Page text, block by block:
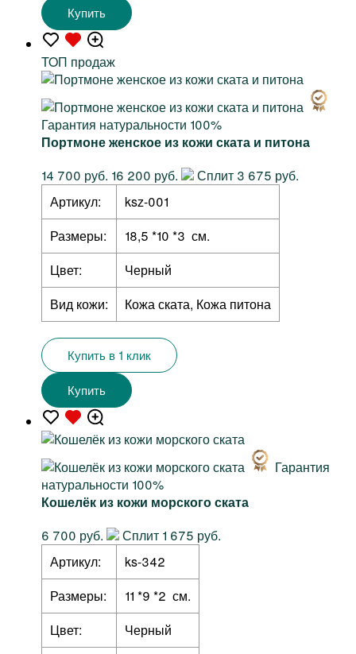
Купить
TOП продаж
Гарантия натуральности 100%
Портмоне женское из кожи ската и питона
14 700 руб. 16 200 руб.
Сплит 3 675 руб.
Артикул:
ksz-001
Размеры:
18,5 *10 *3 см.
Цвет:
Черный
Вид кожи:
Кожа ската, Кожа питона
Купить в 1 клик
Купить
Гарантия
натуральности 100%
Кошелёк из кожи морского ската
6 700 руб.
Сплит 1 675 руб.
Артикул:
ks-342
Размеры:
11 *9 *2 см.
Цвет:
Черный